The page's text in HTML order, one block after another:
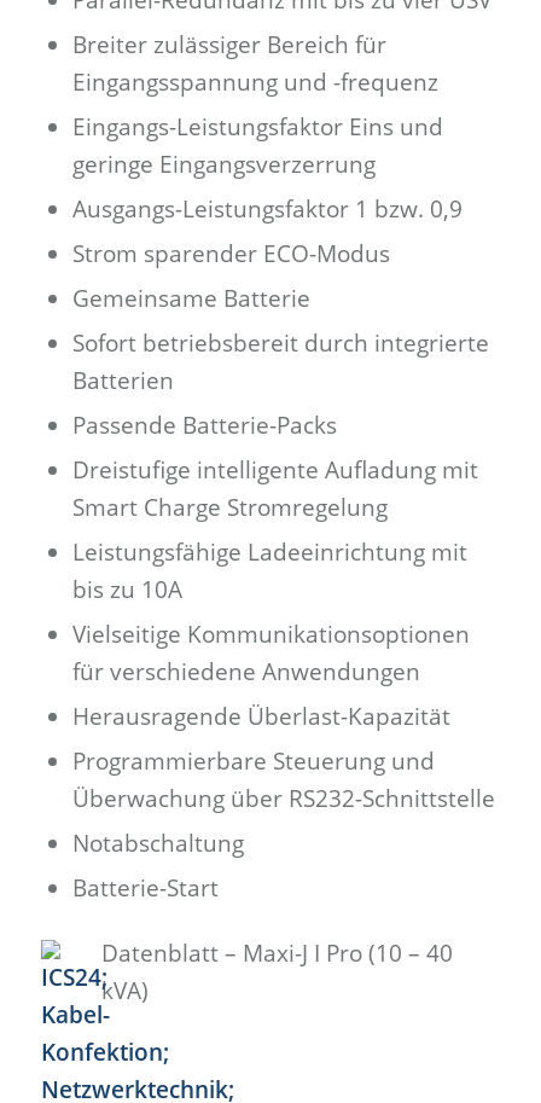
Breiter zulässiger Bereich für
Eingangsspannung und -frequenz
Eingangs-Leistungsfaktor Eins und
geringe Eingangsverzerrung
Ausgangs-Leistungsfaktor 1 bzw. 0,9
Strom sparender ECO-Modus
Gemeinsame Batterie
Sofort betriebsbereit durch integrierte
Batterien
Passende Batterie-Packs
Dreistufige intelligente Aufladung mit
Smart Charge Stromregelung
Leistungsfähige Ladeeinrichtung mit
bis zu 10A
Vielseitige Kommunikationsoptionen
für verschiedene Anwendungen
Herausragende Überlast-Kapazität
Programmierbare Steuerung und
Überwachung über RS232-Schnittstelle
Notabschaltung
Batterie-Start
Datenblatt – Maxi-J I Pro (10 – 40
kVA)